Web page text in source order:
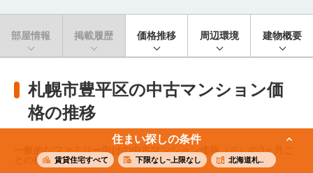
住まい探しの条件
賃貸住宅すべて 下限なし~上限なし 北海道札幌市豊平区
部屋情報 掲載履歴 価格推移 周辺環境 建物概要
札幌市豊平区の中古マンション価
格の推移
一般的なファミリー向けの中古マンション価格（※）の3ヶ月ご
との推移です。